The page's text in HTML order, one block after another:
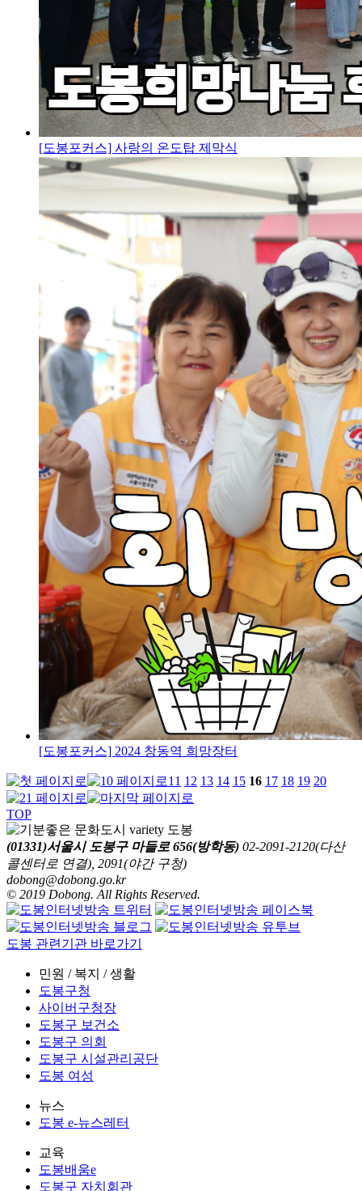
[도봉포커스] 사랑의 온도탑 제막식
[도봉포커스] 2024 창동역 희망장터
11 12 13 14 15 16 17 18 19 20
TOP
(01331)서울시 도봉구 마들로 656(방학동) 02-2091-2120(다산
콜센터로 연결), 2091(야간 구청)
dobong@dobong.go.kr
© 2019 Dobong. All Rights Reserved.
도봉 관련기관 바로가기
민원 / 복지 / 생활
도봉구청
사이버구청장
도봉구 보건소
도봉구 의회
도봉구 시설관리공단
도봉 여성
뉴스
도봉 e-뉴스레터
교육
도봉배움e
도봉구 자치회관